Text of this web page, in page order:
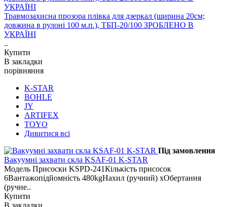
Травмозахисна прозора плівка для дзеркал (ширина 20см;
довжина в рулоні 100 м.п.), ТБП-20/100 ЗРОБЛЕНО В
УКРАЇНІ
..
Купити
В закладки
порівняння
K-STAR
BOHLE
JY
ARTIFEX
TOYO
Дивитися всі
Під замовлення
Вакуумні захвати скла KSAF-01 K-STAR
Модель Присоски KSPD-241Кількість присосок
6Вантажопідйомність 480kgНахил (ручний) xОбертання
(ручне..
Купити
В закладки